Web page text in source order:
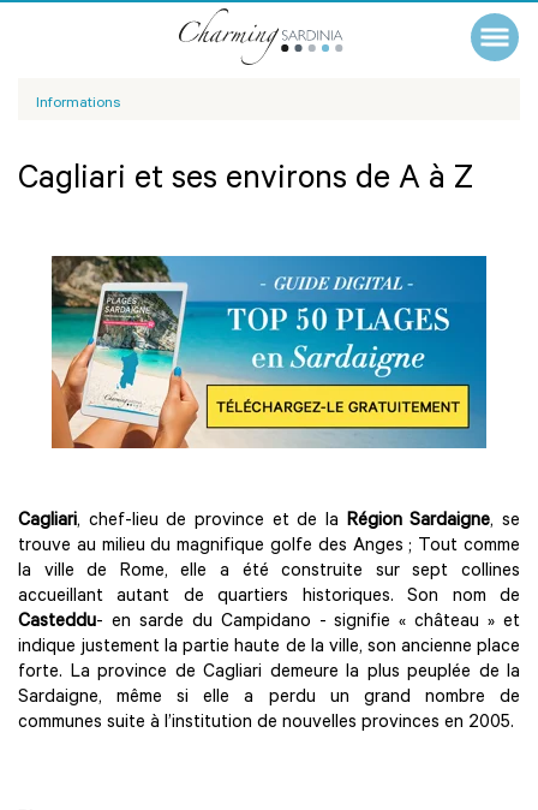
Informations
Cagliari et ses environs de A à Z
Cagliari, chef-lieu de province et de la Région Sardaigne, se
trouve au milieu du magnifique golfe des Anges ; Tout comme
la ville de Rome, elle a été construite sur sept collines
accueillant autant de quartiers historiques. Son nom de
Casteddu- en sarde du Campidano - signifie « château » et
indique justement la partie haute de la ville, son ancienne place
forte. La province de Cagliari demeure la plus peuplée de la
Sardaigne, même si elle a perdu un grand nombre de
communes suite à l’institution de nouvelles provinces en 2005.